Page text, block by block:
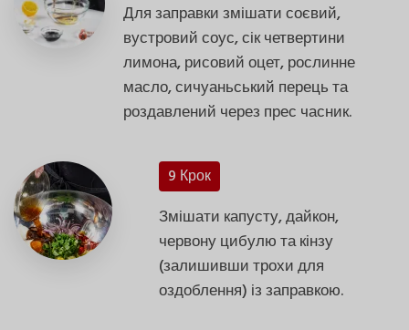
Для заправки змішати соєвий,
вустровий соус, сік четвертини
лимона, рисовий оцет, рослинне
масло, сичуаньський перець та
роздавлений через прес часник.
9 Крок
Змішати капусту, дайкон,
червону цибулю та кінзу
(залишивши трохи для
оздоблення) із заправкою.